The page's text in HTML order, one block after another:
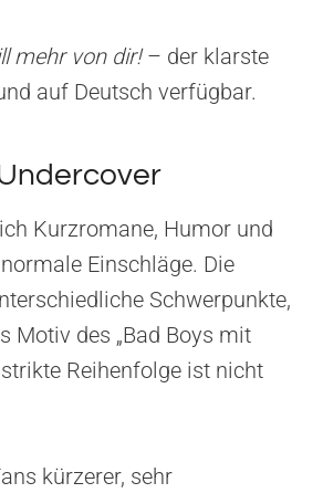
mehr von dir!– der klarste
auf Deutsch verfügbar.
Kurzromane, Humor und
Einschläge. Die
Schwerpunkte,
Motiv des „Bad Boys mit
strikte Reihenfolge ist nicht
kürzerer, sehr